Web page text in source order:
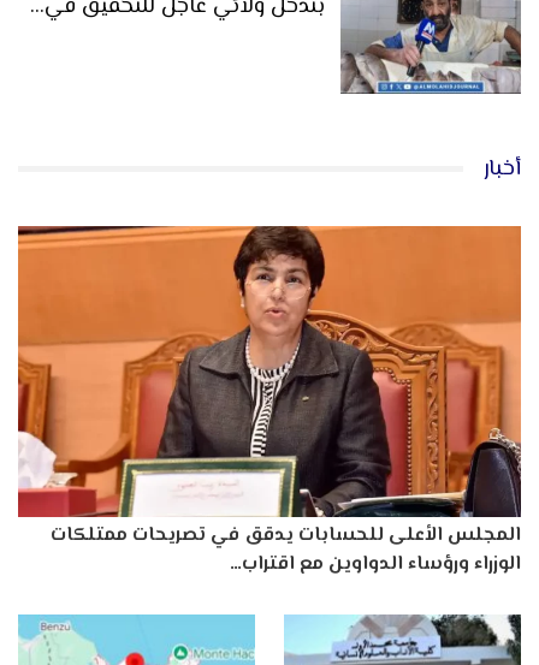
بتدخل ولائي عاجل للتحقيق في…
أخبار
المجلس الأعلى للحسابات يدقق في تصريحات ممتلكات
الوزراء ورؤساء الدواوين مع اقتراب…